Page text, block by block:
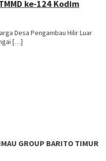
ke-124 Kodim
Desa Pengambau Hilir Luar
[…]
GROUP BARITO TIMUR